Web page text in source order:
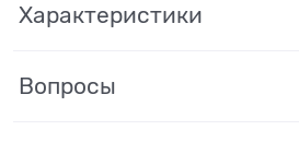
Характеристики
Вопросы